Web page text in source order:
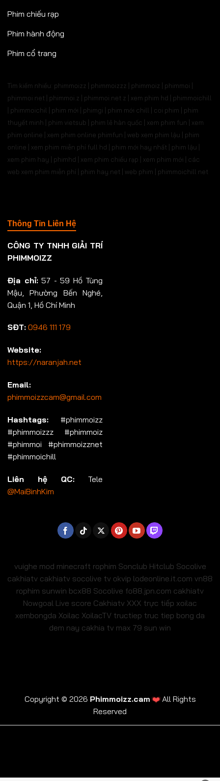
Phim chiếu rạp
Phim hành động
Phim cổ trang
Tìm kiếm nhiều: phimmoizz | phimmoizzz | phimmoiz | phimmoi |
phimmoi net | phimmoi.z | phimmoi.net z | xem phim hd | phimmoichill
| phimmoichil | phim mới | phimgi | phim mới chill | coi phim | phim
thuyết minh | phim vietsub | phim lẻ hàn quốc | xem phim fun | xem
phim online | xem phim online phimfun | web xem phim lậu | phim
online | xem phim miễn phí full hd | phim mới hay nhất | phim lậu |
xem phim hay | phimhd | xem phim chiếu rạp | xem phim mới | các
web xem phim miễn phí | phim hay.net | web phim | phimmoichill net
Thông Tin Liên Hệ
CÔNG TY TNHH GIẢI TRÍ
PHIMMOIZZ
Địa chỉ:57 - 59 Hồ Tùng
Mậu, Phường Bến Nghé,
Quận 1, Hồ Chí Minh
SĐT: 0946 111 179
Website:
https://naranjah.net
Email:
phimmoizzcam@gmail.com
Hashtags: #phimmoizz
#phimmoizzz #phimmoiz
#phimmoi #phimmoizznet
#phimmoichill
Liên hệ QC: Tele
@MaiBinhKim
vuighe mod minecraft rophim Sonclub Hitclub Socolive
cakhiatv cakhiatv socolive tv okvip lodeonline.it.com vn88
rophim sunwin bcx88 Socolive fo88.jpn.com cakhiatv
Nowgoal Live score Cakhiatv XXX trực tiếp xoilac
xembongda Xoilac XoilacTV tructiep truc tiep bong da
dem nay cakhia tv max 79 sun win
Copyright © 2026 Phimmoizz.cam❤️All Rights
Reserved